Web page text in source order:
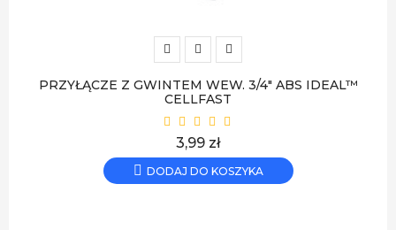
PRZYŁĄCZE Z GWINTEM WEW. 3/4" ABS IDEAL™
CELLFAST
Cena
3,99 zł
DODAJ DO KOSZYKA